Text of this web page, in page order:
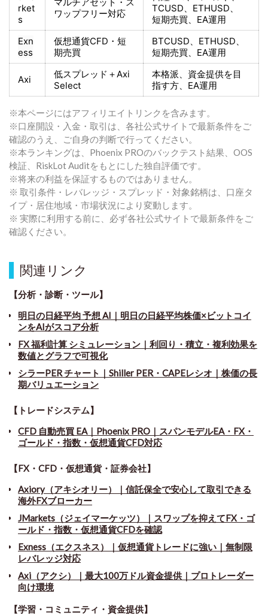
rket
s
ワップフリー対応
TCUSD、ETHUSD、
短期売買、EA運用
Exn
ess
仮想通貨CFD・短
期売買
BTCUSD、ETHUSD、
短期売買、EA運用
Axi 低スプレッド＋Axi
Select
本格派、資金提供を目
指す方、EA運用
※本ページにはアフィリエイトリンクを含みます。
※口座開設・入金・取引は、各社公式サイトで最新条件をご
確認のうえ、ご自身の判断で行ってください。
※本ランキングは、Phoenix PROのバックテスト結果、OOS
検証、RiskLot Auditをもとにした独自評価です。
※将来の利益を保証するものではありません。
※ 取引条件・レバレッジ・スプレッド・対象銘柄は、口座タ
イプ・居住地域・市場状況により変動します。
※ 実際に利用する前に、必ず各社公式サイトで最新条件をご
確認ください。
関連リンク
【分析・診断・ツール】
明日の日経平均 予想 AI｜明日の日経平均株価×ビットコイ
ンをAIがスコア分析
FX 福利計算 シミュレーション｜利回り・積立・複利効果を
数値とグラフで可視化
シラーPER チャート ｜ Shiller PER・CAPEレシオ｜株価の長
期バリュエーション
【トレードシステム】
CFD 自動売買 EA｜Phoenix PRO｜スパンモデルEA・FX・
ゴールド・指数・仮想通貨CFD対応
【FX・CFD・仮想通貨・証券会社】
Axiory（アキシオリー）｜信託保全で安心して取引できる
海外FXブローカー
JMarkets（ジェイマーケッツ）｜スワップを抑えてFX・ゴ
ールド・指数・仮想通貨CFDを確認
Exness（エクスネス）｜仮想通貨トレードに強い｜無制限
レバレッジ対応
Axi（アクシ）｜最大100万ドル資金提供｜プロトレーダー
向け環境
【学習・コミュニティ・資金提供】